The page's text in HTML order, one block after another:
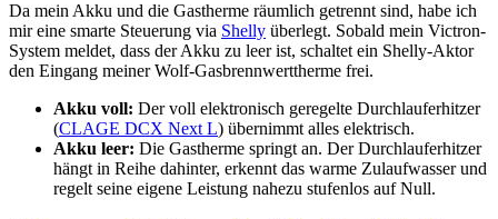
Da mein Akku und die Gastherme räumlich getrennt sind, habe ich
mir eine smarte Steuerung via Shelly überlegt. Sobald mein Victron-
System meldet, dass der Akku zu leer ist, schaltet ein Shelly-Aktor
den Eingang meiner Wolf-Gasbrennwerttherme frei.
Akku voll: Der voll elektronisch geregelte Durchlauferhitzer
(CLAGE DCX Next L) übernimmt alles elektrisch.
Akku leer: Die Gastherme springt an. Der Durchlauferhitzer
hängt in Reihe dahinter, erkennt das warme Zulaufwasser und
regelt seine eigene Leistung nahezu stufenlos auf Null.